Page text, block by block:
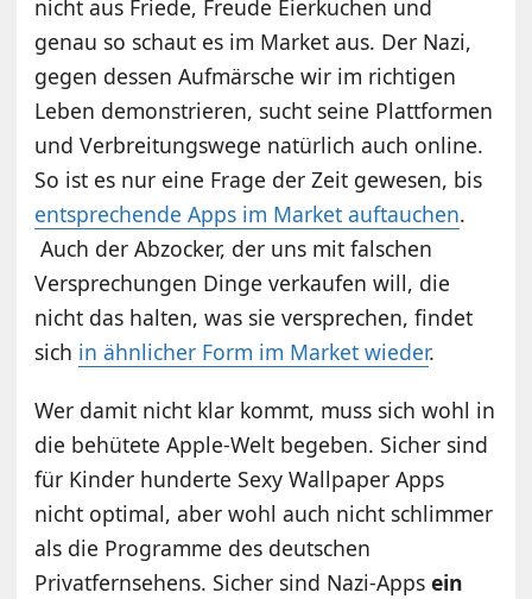
nicht aus Friede, Freude Eierkuchen und
genau so schaut es im Market aus. Der Nazi,
gegen dessen Aufmärsche wir im richtigen
Leben demonstrieren, sucht seine Plattformen
und Verbreitungswege natürlich auch online.
So ist es nur eine Frage der Zeit gewesen, bis
entsprechende Apps im Market auftauchen.
Auch der Abzocker, der uns mit falschen
Versprechungen Dinge verkaufen will, die
nicht das halten, was sie versprechen, findet
sich in ähnlicher Form im Market wieder.
Wer damit nicht klar kommt, muss sich wohl in
die behütete Apple-Welt begeben. Sicher sind
für Kinder hunderte Sexy Wallpaper Apps
nicht optimal, aber wohl auch nicht schlimmer
als die Programme des deutschen
Privatfernsehens. Sicher sind Nazi-Apps ein